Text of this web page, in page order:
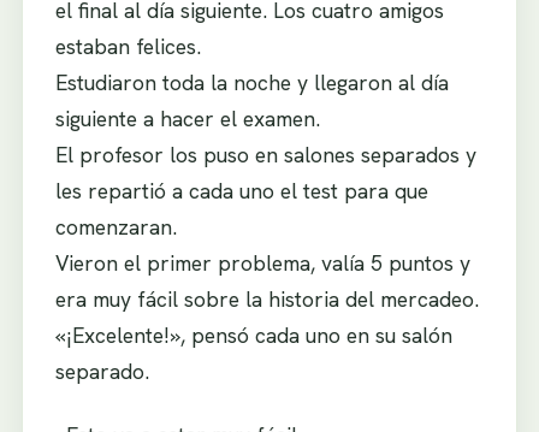
el final al día siguiente. Los cuatro amigos
estaban felices.
Estudiaron toda la noche y llegaron al día
siguiente a hacer el examen.
El profesor los puso en salones separados y
les repartió a cada uno el test para que
comenzaran.
Vieron el primer problema, valía 5 puntos y
era muy fácil sobre la historia del mercadeo.
«¡Excelente!», pensó cada uno en su salón
separado.